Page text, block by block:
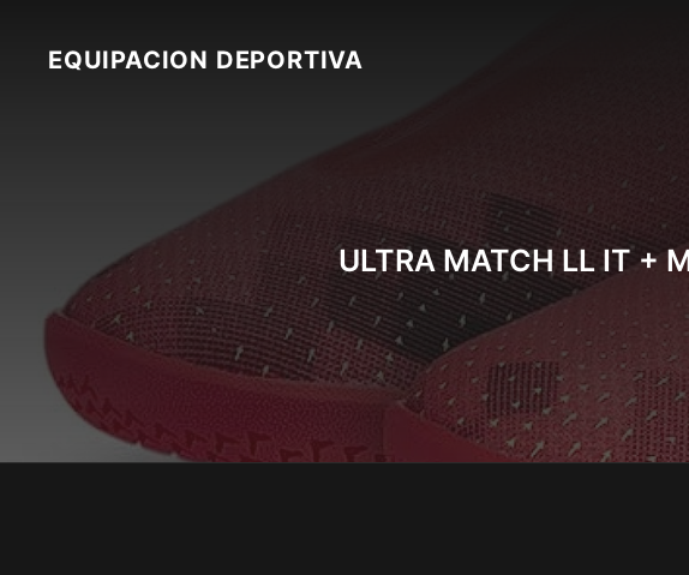
contentEQUIPACION DEPORTIVA
ULTRA MATCH LL IT +